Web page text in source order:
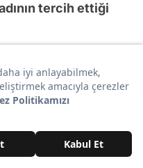
tercih ettiği